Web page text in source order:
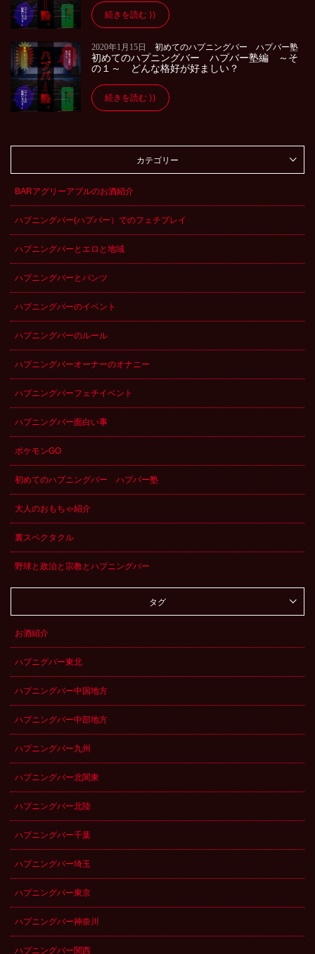
続きを読む
2020年1月15日 初めてのハプニングバー ハプバー塾
初めてのハプニングバー ハプバー塾編 ～そ
の１～ どんな格好が好ましい？
続きを読む
カテゴリー
BARアグリーアブルのお酒紹介
ハプニングバー(ハプバー）でのフェチプレイ
ハプニングバーとエロと地域
ハプニングバーとパンツ
ハプニングバーのイベント
ハプニングバーのルール
ハプニングバーオーナーのオナニー
ハプニングバーフェチイベント
ハプニングバー面白い事
ポケモンGO
初めてのハプニングバー ハプバー塾
大人のおもちゃ紹介
裏スペクタクル
野球と政治と宗教とハプニングバー
タグ
お酒紹介
ハプニグバー東北
ハプニングバー中国地方
ハプニングバー中部地方
ハプニングバー九州
ハプニングバー北関東
ハプニングバー北陸
ハプニングバー千葉
ハプニングバー埼玉
ハプニングバー東京
ハプニングバー神奈川
ハプニングバー関西